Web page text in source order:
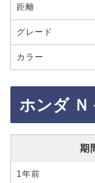
距離
グレード
カラー
ホンダ Ｎ
期
1年前